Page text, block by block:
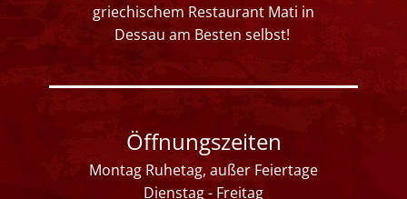
griechischem Restaurant Mati in
Dessau am Besten selbst!
Öffnungszeiten
Montag Ruhetag, außer Feiertage
Dienstag - Freitag